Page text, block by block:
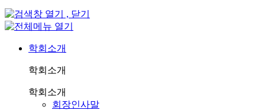
학회소개
학회소개
학회소개
회장인사말